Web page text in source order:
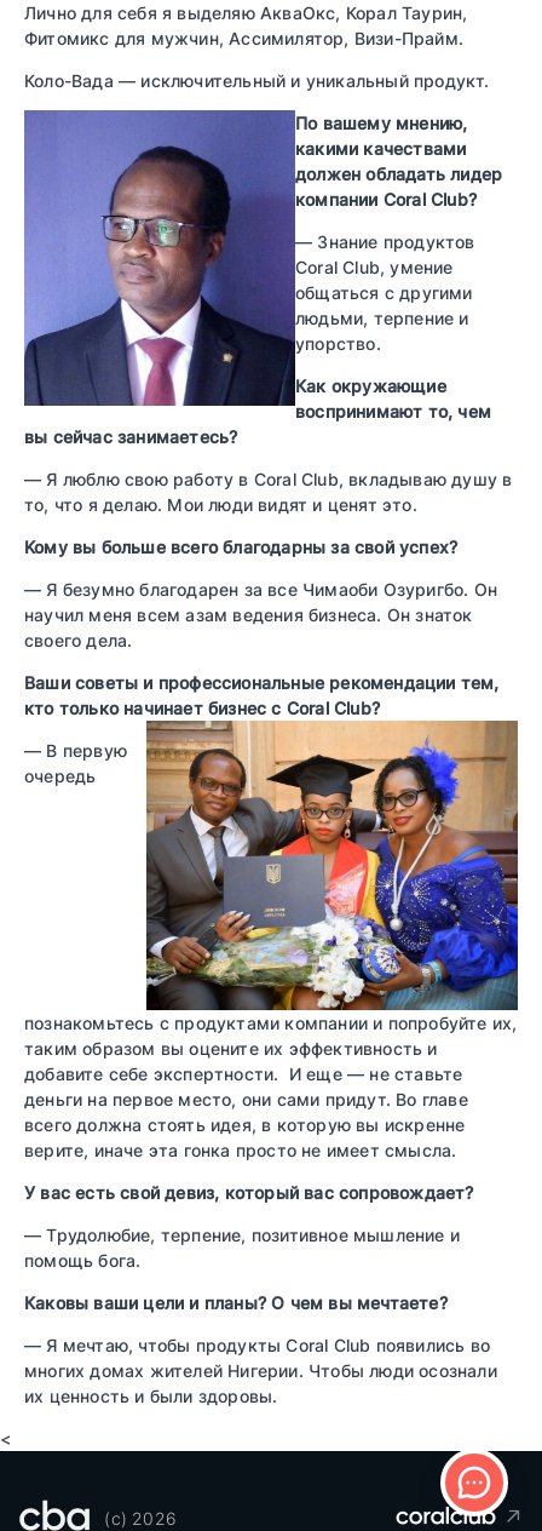
Лично для себя я выделяю АкваОкс, Корал Таурин,
Фитомикс для мужчин, Ассимилятор, Визи-Прайм.
Коло-Вада — исключительный и уникальный продукт.
По вашему мнению,
какими качествами
должен обладать лидер
компании Coral Club?
— Знание продуктов
Coral Club, умение
общаться с другими
людьми, терпение и
упорство.
Как окружающие
воспринимают то, чем
вы сейчас занимаетесь?
— Я люблю свою работу в Coral Club, вкладываю душу в
то, что я делаю. Мои люди видят и ценят это.
Koмy вы бoльшe вceгo блaгoдapны зa cвoй ycпeх?
— Я безумно благодарен за все Чимаоби Озуригбо. Он
научил меня всем азам ведения бизнеса. Он знаток
своего дела.
Ваши советы и профессиональные рекомендации тем,
кто только начинает бизнес c Coral Club?
— В первую
очередь
познакомьтесь с продуктами компании и попробуйте их,
таким образом вы оцените их эффективность и
добавите себе экспертности. И еще — не ставьте
деньги на первое место, они сами придут. Во главе
всего должна стоять идея, в которую вы искренне
верите, иначе эта гонка просто не имеет смысла.
У вас есть свой девиз, который вас сопровождает?
— Трудолюбие, терпение, позитивное мышление и
помощь бога.
Каковы ваши цели и планы? О чем вы мечтаете?
— Я мечтаю, чтобы продукты Coral Club появились во
многих домах жителей Нигерии. Чтобы люди осознали
их ценность и были здоровы.
<
(c) 2026